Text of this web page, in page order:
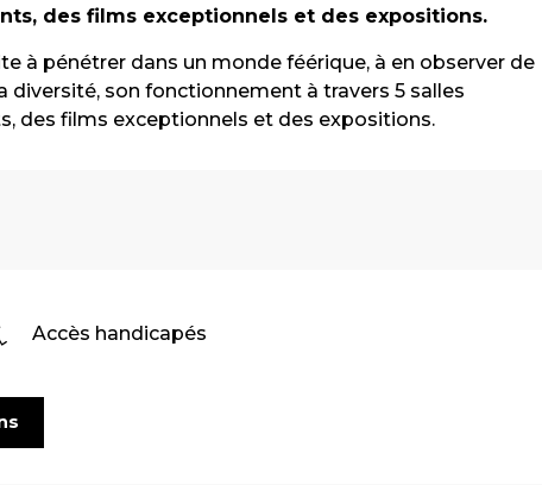
des films exceptionnels et des expositions.
à pénétrer dans un monde féérique, à en observer de
diversité, son fonctionnement à travers 5 salles
des films exceptionnels et des expositions.
Accès handicapés